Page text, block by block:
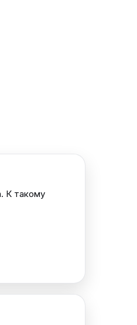
К такому